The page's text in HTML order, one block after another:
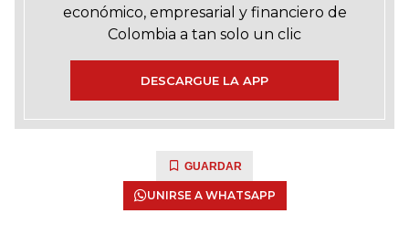
económico, empresarial y financiero de
Colombia a tan solo un clic
DESCARGUE LA APP
GUARDAR
UNIRSE A WHATSAPP